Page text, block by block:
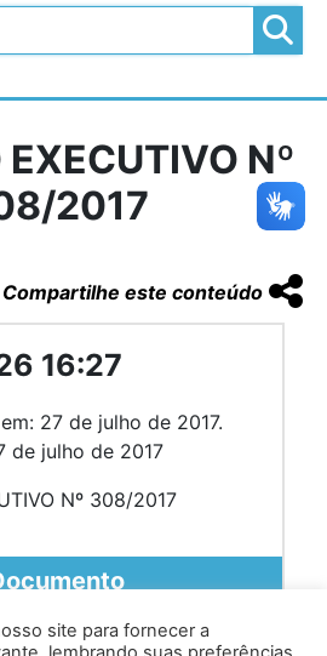
EXECUTIVO Nº
2017
Compartilhe este conteúdo
16:27
27 de julho de 2017.
de julho de 2017
Nº 308/2017
site para fornecer a